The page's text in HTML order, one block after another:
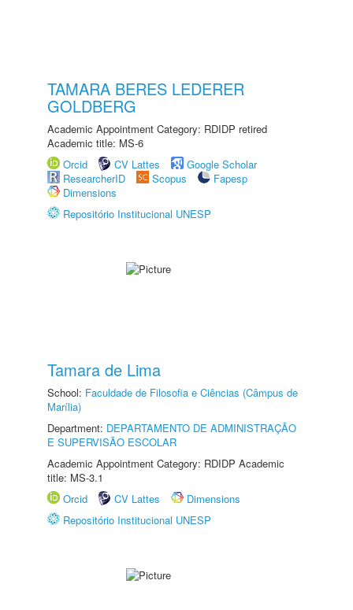
TAMARA BERES LEDERER
GOLDBERG
Academic Appointment Category: RDIDP retired
Academic title: MS-6
Orcid
CV Lattes
Google Scholar
ResearcherID
Scopus
Fapesp
Dimensions
Repositório Institucional UNESP
Tamara de Lima
School: Faculdade de Filosofia e Ciências (Câmpus de
Marília)
Department: DEPARTAMENTO DE ADMINISTRAÇÃO
E SUPERVISÃO ESCOLAR
Academic Appointment Category: RDIDP Academic
title: MS-3.1
Orcid
CV Lattes
Dimensions
Repositório Institucional UNESP